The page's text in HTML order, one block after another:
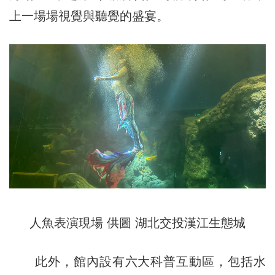
上一場場視覺與聽覺的盛宴。
人魚表演現場 供圖 湖北交投漢江生態城
此外，館內設有六大科普互動區，包括水